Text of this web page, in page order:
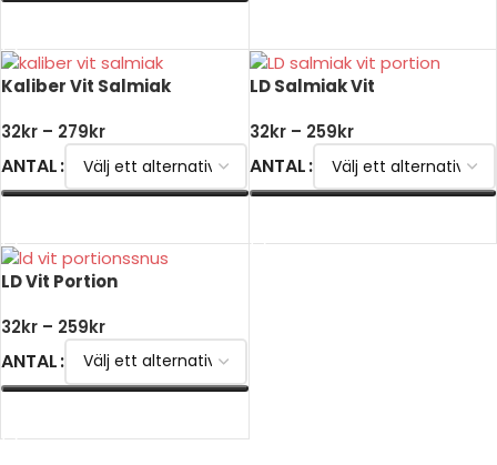
Kaliber Vit Salmiak
32kr – 279kr
ANTAL
LD Salmiak Vit
32kr – 259kr
ANTAL
LD Vit Portion
32kr – 259kr
ANTAL